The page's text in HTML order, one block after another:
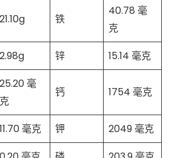
21.10g 铁
40.78 毫
克
2.98g 锌
15.14 毫克
25.20 毫
克
钙 1754 毫克
11.70 毫克 钾
2049 毫克